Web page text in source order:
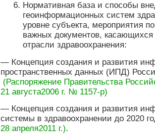
Нормативная база и способы
геоинформационных систем
уровне субъекта, мероприятия
важных документов,
отрасли здравоохранения:
— Концепция создания и развития
пространственных данных (ИПД)
(Распоряжение Правительства
21 августа2006 г. № 1157-р)
— Концепция создания и развития
системы в здравоохранении до 2020
28 апреля2011 г.).